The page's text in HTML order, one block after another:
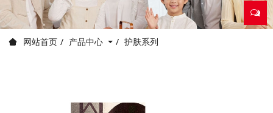
网站首页 产品中心 护肤系列